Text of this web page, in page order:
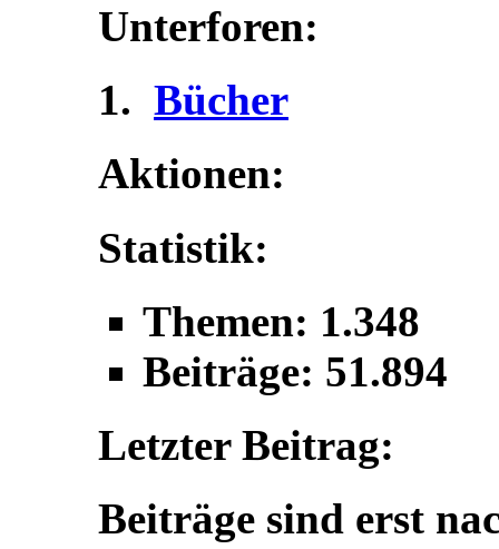
Unterforen:
Bücher
Aktionen:
Statistik:
Themen: 1.348
Beiträge: 51.894
Letzter Beitrag:
Beiträge sind erst